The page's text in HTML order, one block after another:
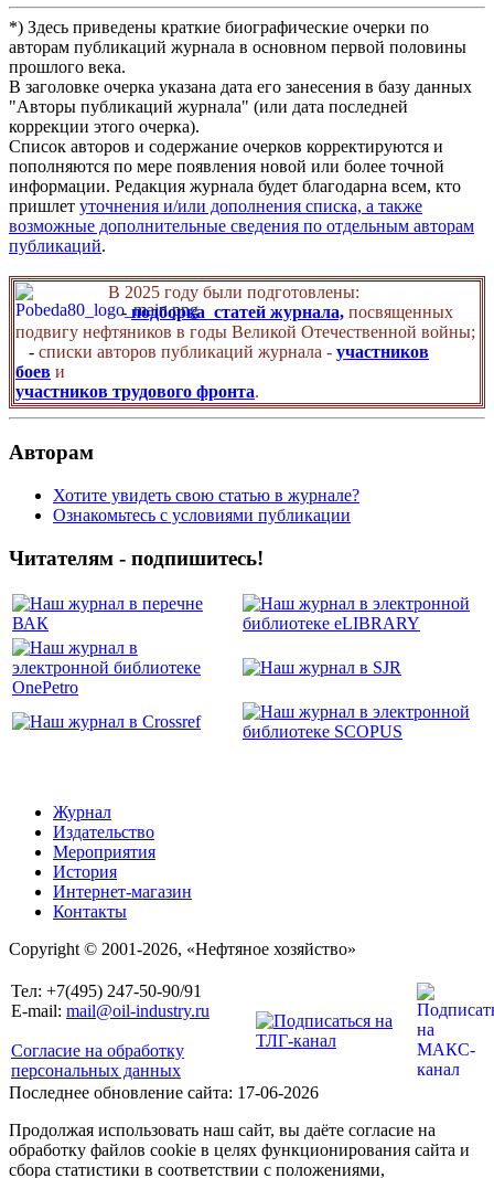
*) Здесь приведены краткие биографические очерки по
авторам публикаций журнала в основном первой половины
прошлого века.
В заголовке очерка указана дата его занесения в базу данных
"Авторы публикаций журнала" (или дата последней
коррекции этого очерка).
Список авторов и содержание очерков корректируются и
пополняются по мере появления новой или более точной
информации. Редакция журнала будет благодарна всем, кто
пришлет уточнения и/или дополнения списка, а также
возможные дополнительные сведения по отдельным авторам
публикаций.
В 2025 году были подготовлены:
- подборка статей журнала, посвященных
подвигу нефтяников в годы Великой Отечественной войны;
- списки авторов публикаций журнала - участников
боев и
участников трудового фронта.
Авторам
Хотите увидеть свою статью в журнале?
Ознакомьтесь с условиями публикации
Читателям - подпишитесь!
Журнал
Издательство
Мероприятия
История
Интернет-магазин
Контакты
Copyright © 2001-2026, «Нефтяное хозяйство»
Тел: +7(495) 247-50-90/91
E-mail: mail@oil-industry.ru
Согласие на обработку
персональных данных
Последнее обновление сайта: 17-06-2026
Продолжая использовать наш сайт, вы даёте согласие на
обработку файлов cookie в целях функционирования сайта и
сбора статистики в соответствии с положениями,